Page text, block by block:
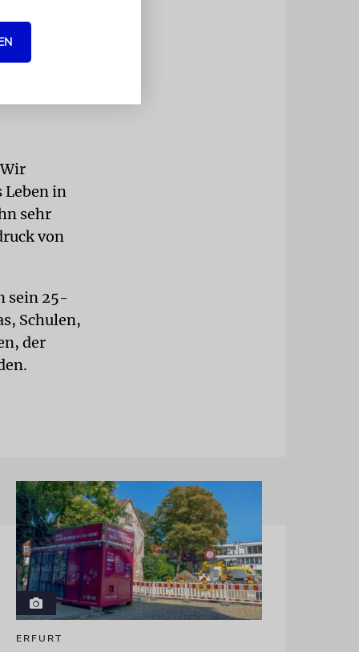
Leben in
sehr
von
sein 25-
Schulen,
der
ERFURT